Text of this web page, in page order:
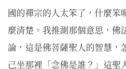
國的禪宗的人太笨了，什麼笨
麼清楚。我推測那個意思，佛
論，這是佛菩薩聖人的智慧，
己坐那裡「念佛是誰？」這聖